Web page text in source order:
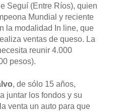
Seguí (Entre Ríos), quien
Mundial y reciente
la modalidad In line, que
ventas de queso. La
reunir 4.000
pesos).
, de sólo 15 años,
juntar los fondos y su
venta un auto para que